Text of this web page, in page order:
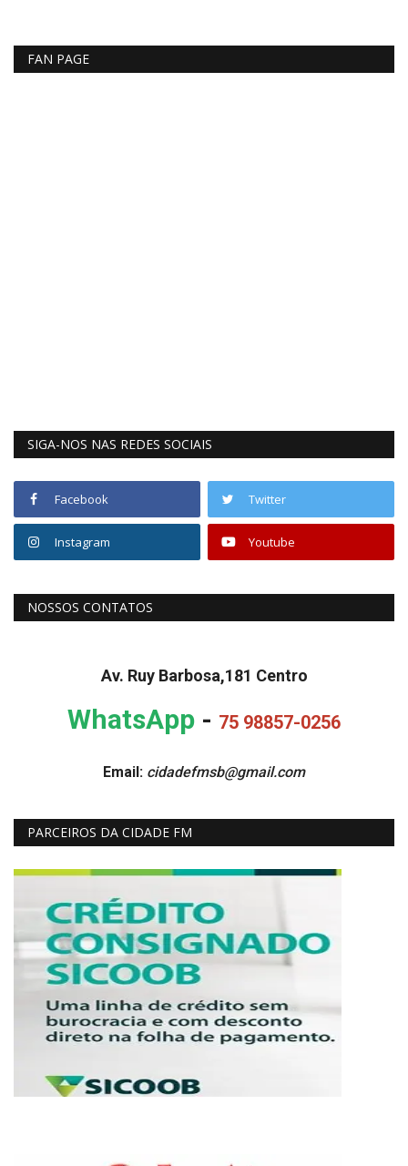
FAN PAGE
SIGA-NOS NAS REDES SOCIAIS
Facebook Twitter
Instagram Youtube
NOSSOS CONTATOS
Av. Ruy Barbosa,181 Centro
WhatsApp - 75 98857-0256
Email: cidadefmsb@gmail.com
PARCEIROS DA CIDADE FM